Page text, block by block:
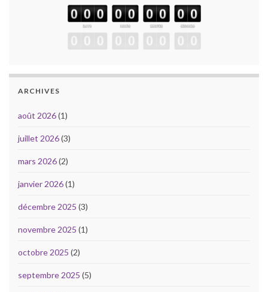
ARCHIVES
août 2026(1)
juillet 2026(3)
mars 2026(2)
janvier 2026(1)
décembre 2025 (3)
novembre 2025 (1)
octobre 2025 (2)
septembre 2025 (5)